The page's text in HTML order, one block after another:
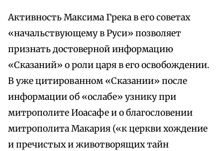
Активность Максима Грека в его советах
«начальствующему в Руси» позволяет
признать достоверной информацию
«Сказаний» о роли царя в его освобождении.
В уже цитированном «Сказании» после
информации об «ослабе» узнику при
митрополите Иоасафе и о благословении
митрополита Макария («к церкви хождение
и пречистых и животворящих тайн